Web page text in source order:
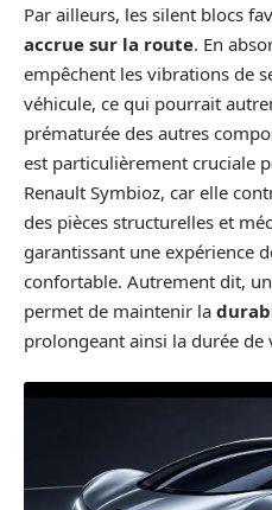
Par ailleurs, les silent blocs
accrue sur la route. En
empêchent les vibrations de
véhicule, ce qui pourrait
prématurée des autres
est particulièrement cruciale
Renault Symbioz, car elle
des pièces structurelles et
garantissant une expérience
confortable. Autrement dit,
permet de maintenir la
prolongeant ainsi la durée de